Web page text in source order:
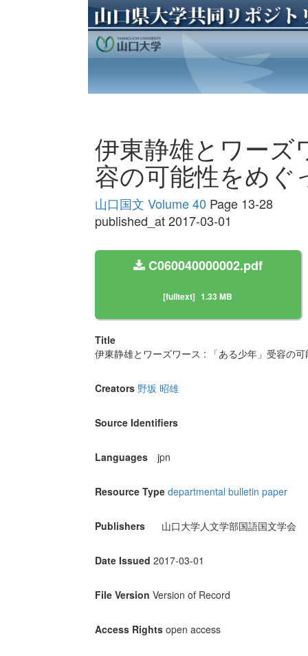
伊東静雄とワーズ
容の可能性をめぐ
山口国文 Volume 40 Page 13-28
published_at 2017-03-01
C060040000002.pdf
[fulltext] 1.33 MB
Title
伊東静雄とワーズワース : 「ある少年」受容の
Creators 野坂 昭雄
Source Identifiers
Languages jpn
Resource Type departmental bulletin paper
Publishers 山口大学人文学部国語国文学会
Date Issued 2017-03-01
File Version Version of Record
Access Rights open access